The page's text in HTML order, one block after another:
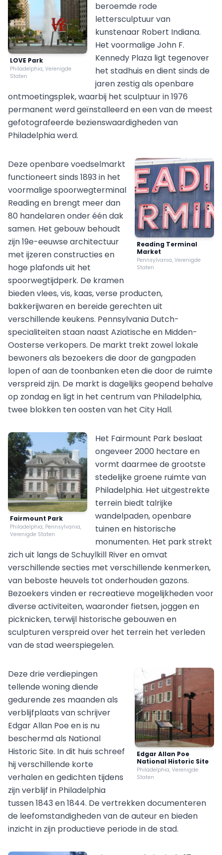
LOVE Park
Philadelphia, Verenigde
Staten
beroemde rode
lettersculptuur van
kunstenaar Robert Indiana.
Het voormalige John F.
Kennedy Plaza ligt tegenover
het stadhuis en dient sinds de
jaren zestig als openbare
ontmoetingsplek, waarbij het sculptuur in 1976
permanent werd geïnstalleerd en een van de meest
gefotografeerde bezienswaardigheden van
Philadelphia werd.
Reading Terminal
Market
Pennsylvania, Verenigde
Staten
Deze openbare voedselmarkt
functioneert sinds 1893 in het
voormalige spoorwegterminal
Reading en brengt meer dan
80 handelaren onder één dak
samen. Het gebouw behoudt
zijn 19e-eeuwse architectuur
met ijzeren constructies en
hoge plafonds uit het
spoorwegtijdperk. De kramen
bieden vlees, vis, kaas, verse producten,
bakkerijwaren en bereide gerechten uit
verschillende keukens. Pennsylvania Dutch-
specialiteiten staan naast Aziatische en Midden-
Oosterse verkopers. De markt trekt zowel lokale
bewoners als bezoekers die door de gangpaden
lopen of aan de toonbanken eten die door de ruimte
verspreid zijn. De markt is dagelijks geopend behalve
op zondag en ligt in het centrum van Philadelphia,
twee blokken ten oosten van het City Hall.
Fairmount Park
Philadelphia, Pennsylvania,
Verenigde Staten
Het Fairmount Park beslaat
ongeveer 2000 hectare en
vormt daarmee de grootste
stedelijke groene ruimte van
Philadelphia. Het uitgestrekte
terrein biedt talrijke
wandelpaden, openbare
tuinen en historische
monumenten. Het park strekt
zich uit langs de Schuylkill River en omvat
verschillende secties met verschillende kenmerken,
van beboste heuvels tot onderhouden gazons.
Bezoekers vinden er recreatieve mogelijkheden voor
diverse activiteiten, waaronder fietsen, joggen en
picknicken, terwijl historische gebouwen en
sculpturen verspreid over het terrein het verleden
van de stad weerspiegelen.
Edgar Allan Poe
National Historic Site
Philadelphia, Verenigde
Staten
Deze drie verdiepingen
tellende woning diende
gedurende zes maanden als
verblijfplaats van schrijver
Edgar Allan Poe en is nu
beschermd als National
Historic Site. In dit huis schreef
hij verschillende korte
verhalen en gedichten tijdens
zijn verblijf in Philadelphia
tussen 1843 en 1844. De vertrekken documenteren
de leefomstandigheden van de auteur en bieden
inzicht in zijn productieve periode in de stad.